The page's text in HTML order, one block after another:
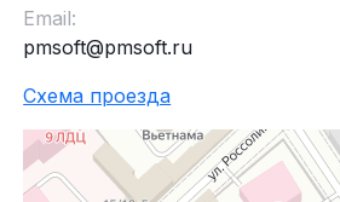
Email:
pmsoft@pmsoft.ru
Схема проезда